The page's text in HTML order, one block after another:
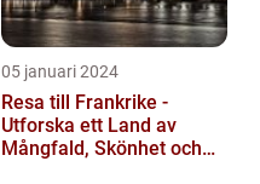
05 januari 2024
Resa till Frankrike -
Utforska ett Land av
Mångfald, Skönhet och